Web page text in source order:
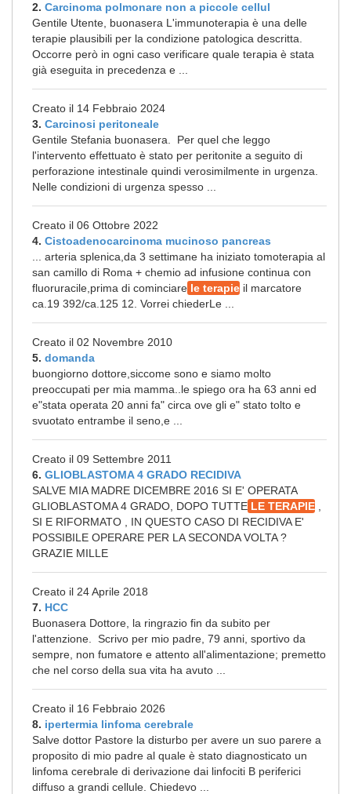
2. Carcinoma polmonare non a piccole cellul
Gentile Utente, buonasera L'immunoterapia è una delle
terapie plausibili per la condizione patologica descritta.
Occorre però in ogni caso verificare quale terapia è stata
già eseguita in precedenza e ...
Creato il 14 Febbraio 2024
3. Carcinosi peritoneale
Gentile Stefania buonasera. Per quel che leggo
l'intervento effettuato è stato per peritonite a seguito di
perforazione intestinale quindi verosimilmente in urgenza.
Nelle condizioni di urgenza spesso ...
Creato il 06 Ottobre 2022
4. Cistoadenocarcinoma mucinoso pancreas
... arteria splenica,da 3 settimane ha iniziato tomoterapia al
san camillo di Roma + chemio ad infusione continua con
fluoruracile,prima di cominciare le terapie il marcatore
ca.19 392/ca.125 12. Vorrei chiederLe ...
Creato il 02 Novembre 2010
5. domanda
buongiorno dottore,siccome sono e siamo molto
preoccupati per mia mamma..le spiego ora ha 63 anni ed
e"stata operata 20 anni fa" circa ove gli e" stato tolto e
svuotato entrambe il seno,e ...
Creato il 09 Settembre 2011
6. GLIOBLASTOMA 4 GRADO RECIDIVA
SALVE MIA MADRE DICEMBRE 2016 SI E' OPERATA
GLIOBLASTOMA 4 GRADO, DOPO TUTTE LE TERAPIE
SI E RIFORMATO , IN QUESTO CASO DI RECIDIVA E'
POSSIBILE OPERARE PER LA SECONDA VOLTA ?
GRAZIE MILLE
Creato il 24 Aprile 2018
7. HCC
Buonasera Dottore, la ringrazio fin da subito per
l'attenzione. Scrivo per mio padre, 79 anni, sportivo da
sempre, non fumatore e attento all'alimentazione; premetto
che nel corso della sua vita ha avuto ...
Creato il 16 Febbraio 2026
8. ipertermia linfoma cerebrale
Salve dottor Pastore la disturbo per avere un suo parere a
proposito di mio padre al quale è stato diagnosticato un
linfoma cerebrale di derivazione dai linfociti B periferici
diffuso a grandi cellule. Chiedevo ...